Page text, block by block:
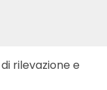
rilevazione e